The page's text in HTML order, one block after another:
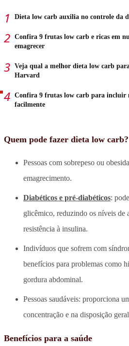
Dieta low carb auxilia no controle da
Confira 9 frutas low carb e ricas em
emagrecer
Veja qual a melhor dieta low carb
Harvard
Confira 9 frutas low carb para incluir
facilmente
Quem pode fazer dieta low carb?
Pessoas com sobrepeso ou
emagrecimento.
Diabéticos e pré-diabéticos:
glicêmico, reduzindo os níveis de
resistência à insulina.
Indivíduos que sofrem com
benefícios para problemas como
gordura abdominal.
Pessoas saudáveis: proporciona
concentração e na disposição
Benefícios para a saúde